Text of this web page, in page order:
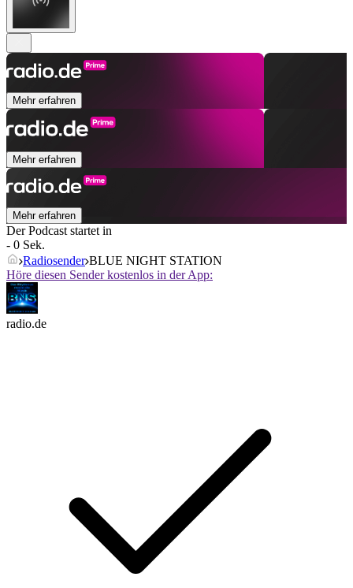
Mehr erfahren
Mehr erfahren
Mehr erfahren
Der Podcast startet in
- 0 Sek.
Radiosender BLUE NIGHT STATION
Höre diesen Sender kostenlos in der App:
radio.de